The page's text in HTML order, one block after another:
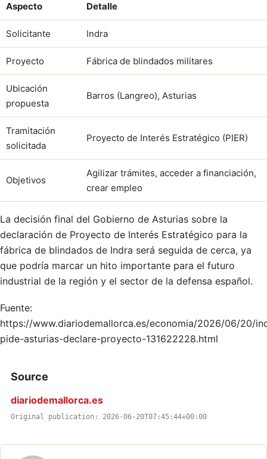
Aspecto Detalle
Solicitante Indra
Proyecto Fábrica de blindados militares
Ubicación
propuesta
Barros (Langreo), Asturias
Tramitación
solicitada
Proyecto de Interés Estratégico (PIER)
Objetivos
Agilizar trámites, acceder a financiación,
crear empleo
La decisión final del Gobierno de Asturias sobre la
declaración de Proyecto de Interés Estratégico para la
fábrica de blindados de Indra será seguida de cerca, ya
que podría marcar un hito importante para el futuro
industrial de la región y el sector de la defensa español.
Fuente:
https://www.diariodemallorca.es/economia/2026/06/20/
pide-asturias-declare-proyecto-131622228.html
Source
diariodemallorca.es
Original publication: 2026-06-20T07:45:44+00:00